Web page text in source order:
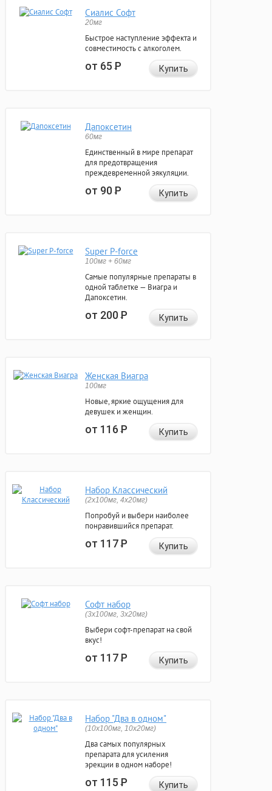
Сиалис Софт
20мг
Быстрое наступление эффекта и
совместимость с алкоголем.
от 65Р Купить
Дапоксетин
60мг
Единственный в мире препарат
для предотвращения
преждевременной эякуляции.
от 90Р Купить
Super P-force
100мг + 60мг
Самые популярные препараты в
одной таблетке — Виагра и
Дапоксетин.
от 200Р Купить
Женская Виагра
100мг
Новые, яркие ощущения для
девушек и женщин.
от 116Р Купить
Набор Классический
(2x100мг, 4x20мг)
Попробуй и выбери наиболее
понравившийся препарат.
от 117Р Купить
Софт набор
(3x100мг, 3x20мг)
Выбери софт-препарат на свой
вкус!
от 117Р Купить
Набор "Два в одном"
(10x100мг, 10x20мг)
Два самых популярных
препарата для усиления
эрекции в одном наборе!
от 115Р Купить